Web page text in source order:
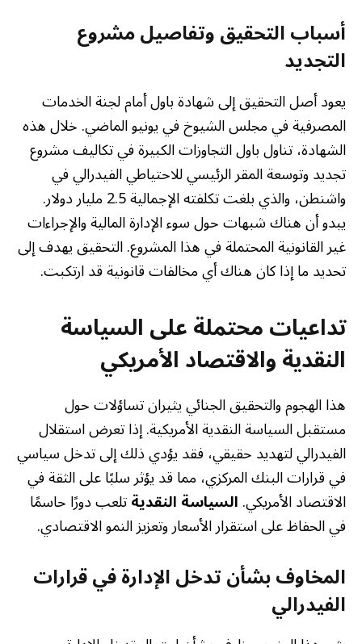
أسباب التحقيق وتفاصيل مشروع
التجديد
يعود أصل التحقيق إلى شهادة باول أمام لجنة الخدمات
المصرفية في مجلس الشيوخ في يونيو الماضي. خلال هذه
الشهادة، تناول باول التجاوزات الكبيرة في تكاليف مشروع
تجديد وتوسعة المقر الرئيسي للاحتياطي الفيدرالي في
واشنطن، والذي بلغت تكلفته الإجمالية 2.5 مليار دولار.
يبدو أن هناك شبهات حول سوء الإدارة المالية والإجراءات
غير القانونية المحتملة في هذا المشروع. التحقيق يهدف إلى
تحديد ما إذا كان هناك أي مخالفات قانونية قد ارتكبت.
تداعيات محتملة على السياسة
النقدية والاقتصاد الأمريكي
هذا الهجوم والتحقيق الجنائي يثيران تساؤلات حول
مستقبل السياسة النقدية الأمريكية. إذا تعرض استقلال
الفيدرالي لتهديد حقيقي، فقد يؤدي ذلك إلى تدخل سياسي
في قرارات البنك المركزي، مما قد يؤثر سلبًا على الثقة في
الاقتصاد الأمريكي.السياسة النقديةتلعب دورًا حاسمًا
في الحفاظ على استقرار الأسعار وتعزيز النمو الاقتصادي.
المخاوف بشأن تدخل الإدارة في قرارات
الفيدرالي